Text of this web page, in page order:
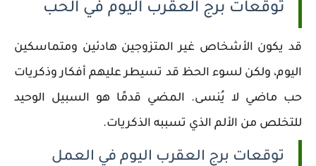
توقعات برج العقرب اليوم في الحب
قد يكون الأشخاص غير المتزوجين هادئين ومتماسكين
اليوم، ولكن لسوء الحظ قد تسيطر عليهم أفكار وذكريات
حب ماضي لا يُنسى. المضي قدمًا هو السبيل الوحيد
للتخلص من الألم الذي تسببه الذكريات.
توقعات برج العقرب اليوم في العمل